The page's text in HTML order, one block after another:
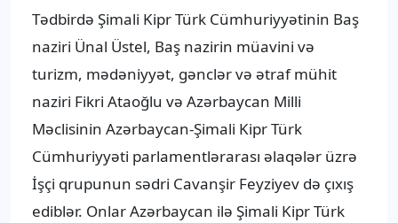
Tədbirdə Şimali Kipr Türk Cümhuriyyətinin Baş
naziri Ünal Üstel, Baş nazirin müavini və
turizm, mədəniyyət, gənclər və ətraf mühit
naziri Fikri Ataoğlu və Azərbaycan Milli
Məclisinin Azərbaycan-Şimali Kipr Türk
Cümhuriyyəti parlamentlərarası əlaqələr üzrə
İşçi qrupunun sədri Cavanşir Feyziyev də çıxış
ediblər. Onlar Azərbaycan ilə Şimali Kipr Türk